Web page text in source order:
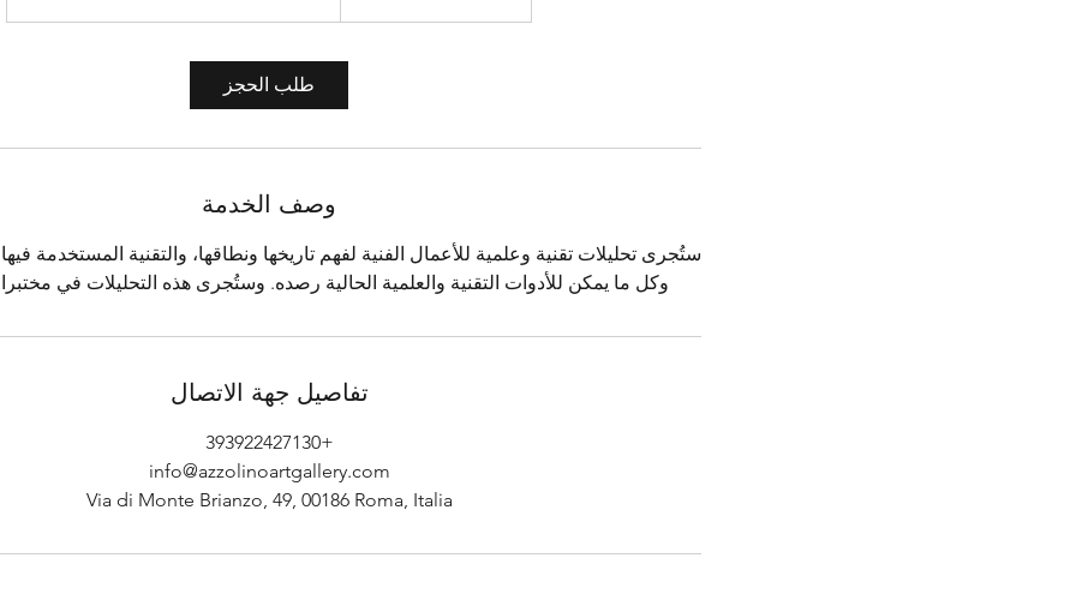
طلب الحجز
وصف الخدمة
ستُجرى تحليلات تقنية وعلمية للأعمال الفنية لفهم تاريخها ونطاقها، والتقنية المستخدمة
وكل ما يمكن للأدوات التقنية والعلمية الحالية رصده. وستُجرى هذه التحليلات في
تفاصيل جهة الاتصال
+393922427130
info@azzolinoartgallery.com
Via di Monte Brianzo, 49, 00186 Roma, Italia